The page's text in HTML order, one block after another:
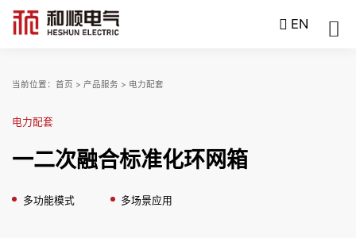
EN
当前位置： 首页 > 产品服务 > 电力配套
电力配套
一二次融合标准化环网箱
多功能模式 多场景应用